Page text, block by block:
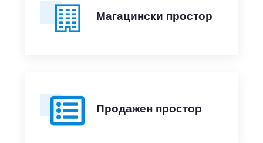
Магацински простор
Продажен простор